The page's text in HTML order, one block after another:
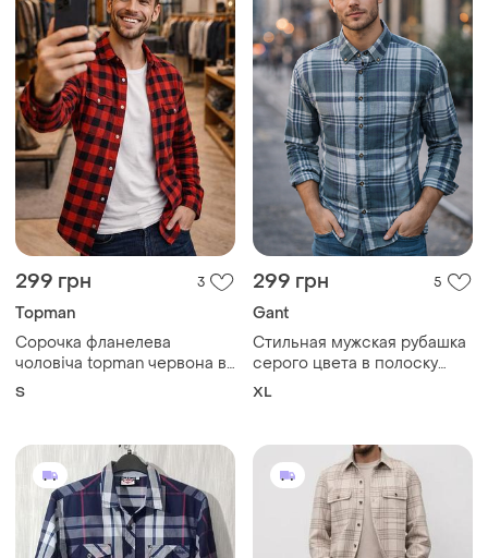
299 грн 3
Topman
Сорочка фланелева
чоловіча topman червона в
клітинку s 100% бавовна
S
299 грн 5
Gant
Стильная мужская рубашка
серого цвета в полоску
gant twil e - z fit made in
XL